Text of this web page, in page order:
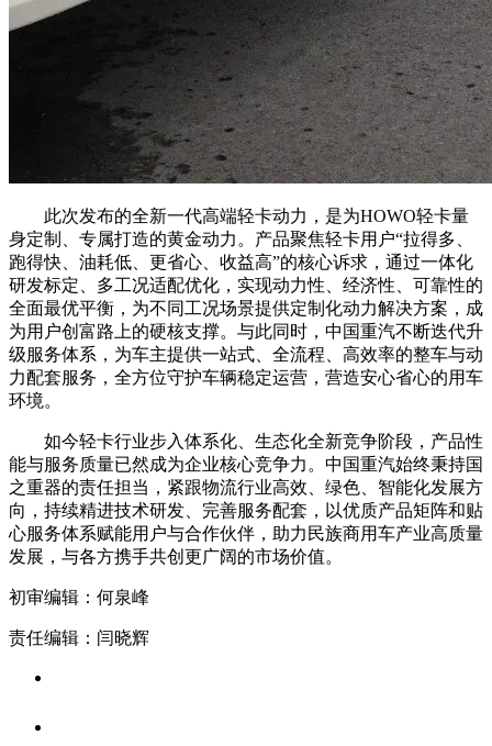
此次发布的全新一代高端轻卡动力，是为HOWO轻卡量
身定制、专属打造的黄金动力。产品聚焦轻卡用户“拉得多、
跑得快、油耗低、更省心、收益高”的核心诉求，通过一体化
研发标定、多工况适配优化，实现动力性、经济性、可靠性的
全面最优平衡，为不同工况场景提供定制化动力解决方案，成
为用户创富路上的硬核支撑。与此同时，中国重汽不断迭代升
级服务体系，为车主提供一站式、全流程、高效率的整车与动
力配套服务，全方位守护车辆稳定运营，营造安心省心的用车
环境。
如今轻卡行业步入体系化、生态化全新竞争阶段，产品性
能与服务质量已然成为企业核心竞争力。中国重汽始终秉持国
之重器的责任担当，紧跟物流行业高效、绿色、智能化发展方
向，持续精进技术研发、完善服务配套，以优质产品矩阵和贴
心服务体系赋能用户与合作伙伴，助力民族商用车产业高质量
发展，与各方携手共创更广阔的市场价值。
初审编辑：何泉峰
责任编辑：闫晓辉